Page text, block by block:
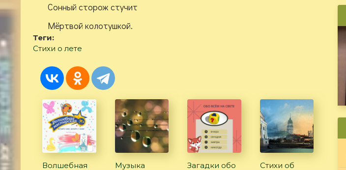
Сонный сторож стучит
Мёртвой колотушкой.
Теги:
Стихи о лете
Волшебная
Музыка
Загадки обо
Стихи об